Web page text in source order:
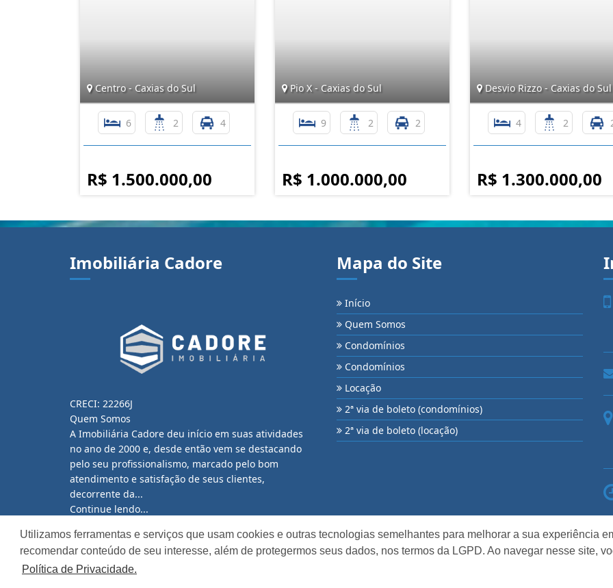
Utilizamos ferramentas e serviços que usam cookies e outras tecnologias semelhantes para melhorar a sua experiência
recomendar conteúdo de seu interesse, além de protegermos seus dados, nos termos da LGPD. Ao navegar nesse site,
Política de Privacidade.
Centro - Caxias do Sul
6 2 4
R$ 1.500.000,00
Pio X - Caxias do Sul
9 2 2
R$ 1.000.000,00
Desvio Rizzo - Caxias do Sul
4 2
R$ 1.300.000,00
Imobiliária Cadore
CRECI: 22266J
Quem Somos
A Imobiliária Cadore deu início em suas atividades
no ano de 2000 e, desde então vem se destacando
pelo seu profissionalismo, marcado pelo bom
atendimento e satisfação de seus clientes,
decorrente da...
Continue lendo...
Mapa do Site
Início
Quem Somos
Condomínios
Condomínios
Locação
2ª via de boleto (condomínios)
2ª via de boleto (locação)
Site desenvolvido por